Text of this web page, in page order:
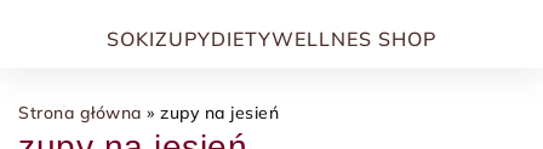
SOKIZUPYDIETYWELLNES SHOP
Strona główna » zupy na jesień